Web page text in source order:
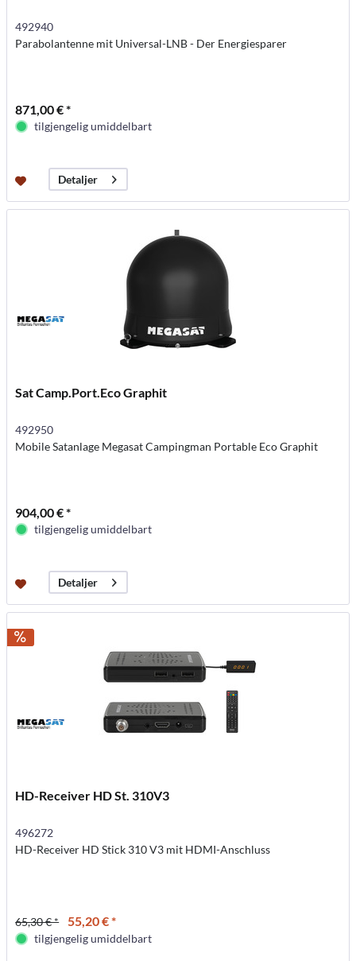
492940
Parabolantenne mit Universal-LNB - Der Energiesparer
871,00 € *
tilgjengelig umiddelbart
Detaljer
Sat Camp.Port.Eco Graphit
492950
Mobile Satanlage Megasat Campingman Portable Eco Graphit
904,00 € *
tilgjengelig umiddelbart
Detaljer
HD-Receiver HD St. 310V3
496272
HD-Receiver HD Stick 310 V3 mit HDMI-Anschluss
65,30 € * 55,20 € *
tilgjengelig umiddelbart